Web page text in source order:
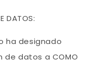
DATOS:
ha designado
datos a COMO